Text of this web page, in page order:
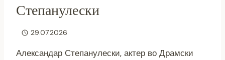
Степанулески
29.07.2026
Александар Степанулески, актер во Драмски